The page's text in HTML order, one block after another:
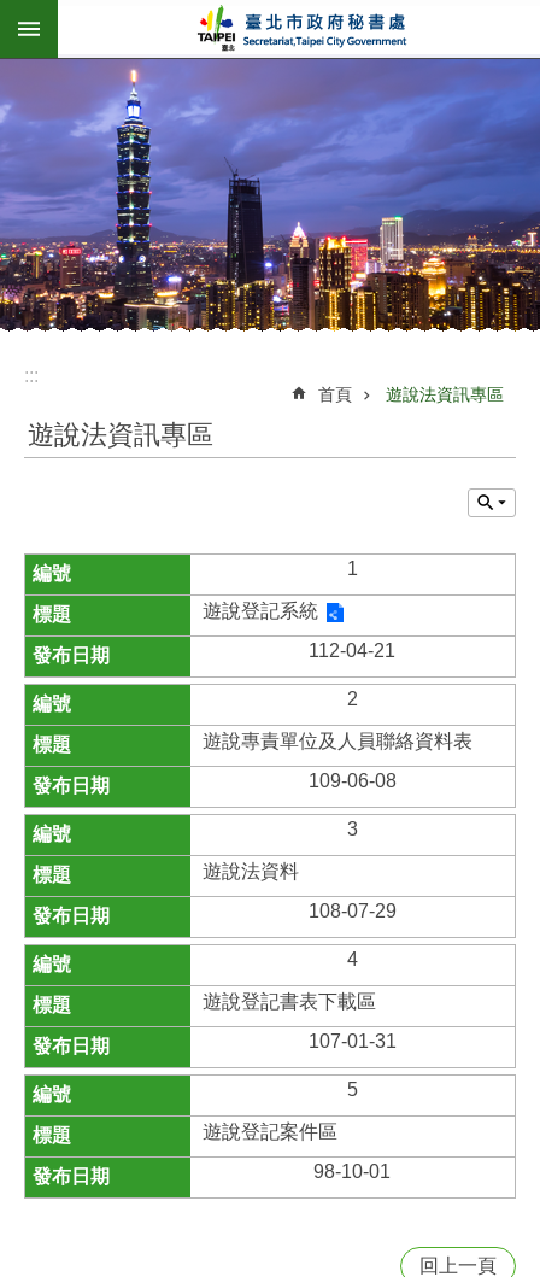
跳到主要內容區塊
:::
首頁 遊說法資訊專區
遊說法資訊專區
1
遊說登記系統
112-04-21
2
遊說專責單位及人員聯絡資料表
109-06-08
3
遊說法資料
108-07-29
4
遊說登記書表下載區
107-01-31
5
遊說登記案件區
98-10-01
回上一頁